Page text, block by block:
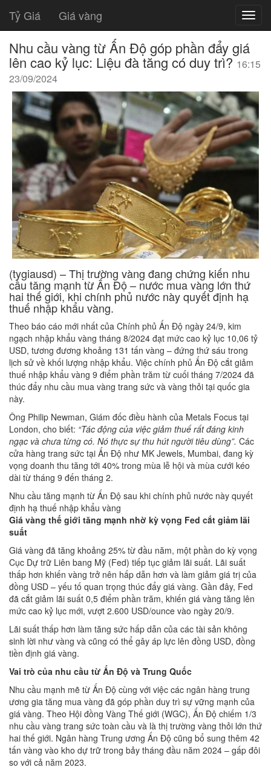
Tỷ Giá Giá vàng
Nhu cầu vàng từ Ấn Độ góp phần đẩy giá
lên cao kỷ lục: Liệu đà tăng có duy trì?16:15
23/09/2024
(tygiausd) – Thị trường vàng đang chứng kiến nhu
cầu tăng mạnh từ Ấn Độ – nước mua vàng lớn thứ
hai thế giới, khi chính phủ nước này quyết định hạ
thuế nhập khẩu vàng.
Theo báo cáo mới nhất của Chính phủ Ấn Độ ngày 24/9, kim
ngạch nhập khẩu vàng tháng 8/2024 đạt mức cao kỷ lục 10,06 tỷ
USD, tương đương khoảng 131 tấn vàng – đứng thứ sáu trong
lịch sử về khối lượng nhập khẩu. Việc chính phủ Ấn Độ cắt giảm
thuế nhập khẩu vàng 9 điểm phần trăm từ cuối tháng 7/2024 đã
thúc đẩy nhu cầu mua vàng trang sức và vàng thỏi tại quốc gia
này.
Ông Philip Newman, Giám đốc điều hành của Metals Focus tại
London, cho biết: “Tác động của việc giảm thuế rất đáng kinh
ngạc và chưa từng có. Nó thực sự thu hút người tiêu dùng”. Các
cửa hàng trang sức tại Ấn Độ như MK Jewels, Mumbai, đang kỳ
vọng doanh thu tăng tới 40% trong mùa lễ hội và mùa cưới kéo
dài từ tháng 9 đến tháng 2.
Nhu cầu tăng mạnh từ Ấn Độ sau khi chính phủ nước này quyết
định hạ thuế nhập khẩu vàng
Giá vàng thế giới tăng mạnh nhờ kỳ vọng Fed cắt giảm lãi
suất
Giá vàng đã tăng khoảng 25% từ đầu năm, một phần do kỳ vọng
Cục Dự trữ Liên bang Mỹ (Fed) tiếp tục giảm lãi suất. Lãi suất
thấp hơn khiến vàng trở nên hấp dẫn hơn và làm giảm giá trị của
đồng USD – yếu tố quan trọng thúc đẩy giá vàng. Gần đây, Fed
đã cắt giảm lãi suất 0,5 điểm phần trăm, khiến giá vàng tăng lên
mức cao kỷ lục mới, vượt 2.600 USD/ounce vào ngày 20/9.
Lãi suất thấp hơn làm tăng sức hấp dẫn của các tài sản không
sinh lời như vàng và cũng có thể gây áp lực lên đồng USD, đồng
tiền định giá vàng.
Vai trò của nhu cầu từ Ấn Độ và Trung Quốc
Nhu cầu mạnh mẽ từ Ấn Độ cùng với việc các ngân hàng trung
ương gia tăng mua vàng đã góp phần duy trì sự vững mạnh của
giá vàng. Theo Hội đồng Vàng Thế giới (WGC), Ấn Độ chiếm 1/3
nhu cầu vàng trang sức toàn cầu và là thị trường vàng thỏi lớn thứ
hai thế giới. Ngân hàng Trung ương Ấn Độ cũng bổ sung thêm 42
tấn vàng vào kho dự trữ trong bảy tháng đầu năm 2024 – gấp đôi
so với cả năm 2023.